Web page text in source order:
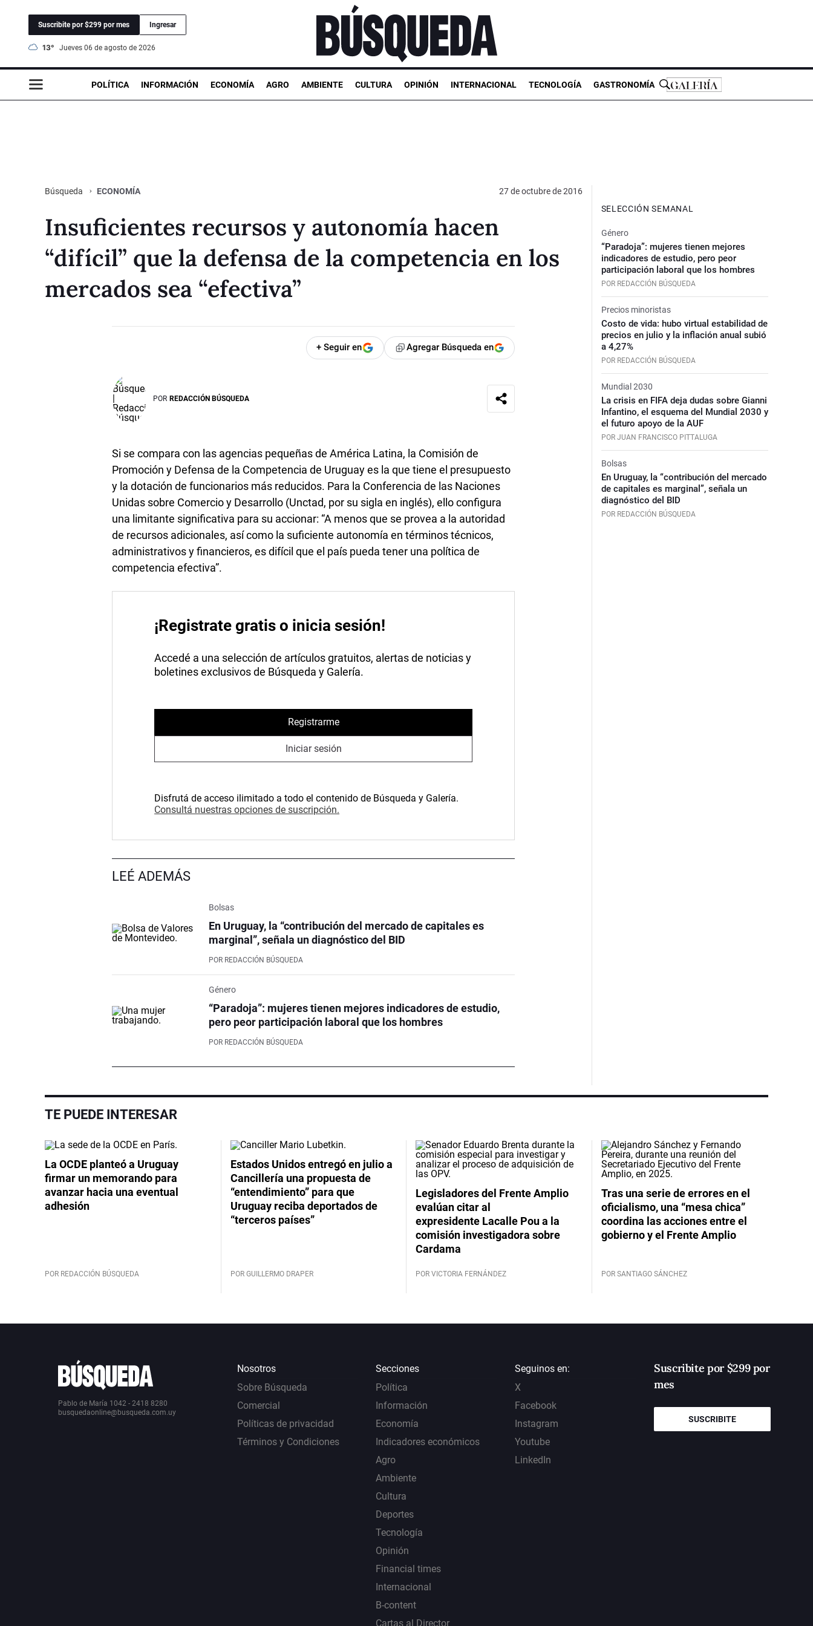
Suscribite por $299 por mes Ingresar
13° jueves 06 de agosto de 2026
POLÍTICA INFORMACIÓN ECONOMÍA AGRO AMBIENTE CULTURA OPINIÓN INTERNACIONAL TECNOLOGÍA GASTRONOMÍA
Búsqueda ECONOMÍA 27 de octubre de 2016
Insuficientes recursos y autonomía hacen
“difícil” que la defensa de la competencia en los
mercados sea “efectiva”
+ Seguir en Agregar Búsqueda en
POR REDACCIÓN BÚSQUEDA
Si se compara con las agencias pequeñas de América Latina, la Comisión de
Promoción y Defensa de la Competencia de Uruguay es la que tiene el presupuesto
y la dotación de funcionarios más reducidos. Para la Conferencia de las Naciones
Unidas sobre Comercio y Desarrollo (Unctad, por su sigla en inglés), ello configura
una limitante significativa para su accionar: “A menos que se provea a la autoridad
de recursos adicionales, así como la suficiente autonomía en términos técnicos,
administrativos y financieros, es difícil que el país pueda tener una política de
competencia efectiva”.
¡Registrate gratis o inicia sesión!
Accedé a una selección de artículos gratuitos, alertas de noticias y
boletines exclusivos de Búsqueda y Galería.
Registrarme
Iniciar sesión
Disfrutá de acceso ilimitado a todo el contenido de Búsqueda y Galería.
Consultá nuestras opciones de suscripción.
LEÉ ADEMÁS
Bolsas
En Uruguay, la “contribución del mercado de capitales es
marginal”, señala un diagnóstico del BID
POR REDACCIÓN BÚSQUEDA
Género
“Paradoja”: mujeres tienen mejores indicadores de estudio,
pero peor participación laboral que los hombres
POR REDACCIÓN BÚSQUEDA
SELECCIÓN SEMANAL
Género
“Paradoja”: mujeres tienen mejores
indicadores de estudio, pero peor
participación laboral que los hombres
POR REDACCIÓN BÚSQUEDA
Precios minoristas
Costo de vida: hubo virtual estabilidad de
precios en julio y la inflación anual subió
a 4,27%
POR REDACCIÓN BÚSQUEDA
Mundial 2030
La crisis en FIFA deja dudas sobre Gianni
Infantino, el esquema del Mundial 2030 y
el futuro apoyo de la AUF
POR JUAN FRANCISCO PITTALUGA
Bolsas
En Uruguay, la “contribución del mercado
de capitales es marginal”, señala un
diagnóstico del BID
POR REDACCIÓN BÚSQUEDA
TE PUEDE INTERESAR
La OCDE planteó a Uruguay
firmar un memorando para
avanzar hacia una eventual
adhesión
POR REDACCIÓN BÚSQUEDA
Estados Unidos entregó en julio a
Cancillería una propuesta de
“entendimiento” para que
Uruguay reciba deportados de
“terceros países”
POR GUILLERMO DRAPER
Legisladores del Frente Amplio
evalúan citar al
expresidente Lacalle Pou a la
comisión investigadora sobre
Cardama
POR VICTORIA FERNÁNDEZ
Tras una serie de errores en el
oficialismo, una “mesa chica”
coordina las acciones entre el
gobierno y el Frente Amplio
POR SANTIAGO SÁNCHEZ
Pablo de María 1042 - 2418 8280
busquedaonline@busqueda.com.uy
Nosotros
Sobre Búsqueda
Comercial
Políticas de privacidad
Términos y Condiciones
Secciones
Política
Información
Economía
Indicadores económicos
Agro
Ambiente
Cultura
Deportes
Tecnología
Opinión
Financial times
Internacional
B-content
Cartas al Director
Seguinos en:
X
Facebook
Instagram
Youtube
LinkedIn
Suscribite por $299 por
mes
SUSCRIBITE